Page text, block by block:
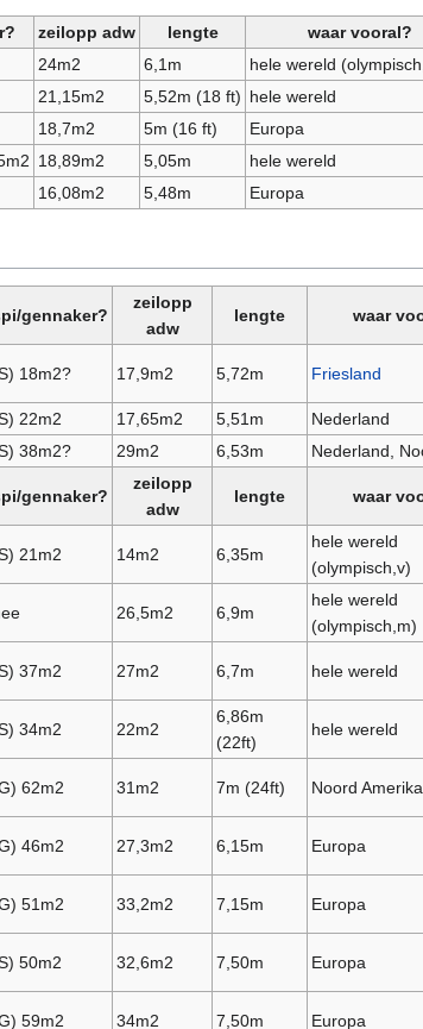
zeilopp adw lengte waar vooral?
24m2 6,1m hele wereld
21,15m2 5,52m (18 ft) hele wereld
18,7m2 5m (16 ft) Europa
18,89m2 5,05m hele wereld
16,08m2 5,48m Europa
gennaker?
zeilopp
adw
lengte waar
18m2? 17,9m2 5,72m Friesland
22m2 17,65m2 5,51m Nederland
38m2? 29m2 6,53m Nederland,
gennaker?
zeilopp
adw
lengte waar
21m2 14m2 6,35m
hele wereld
(olympisch,v)
26,5m2 6,9m
hele wereld
(olympisch,m)
37m2 27m2 6,7m hele wereld
34m2 22m2
6,86m
(22ft)
hele wereld
62m2 31m2 7m (24ft) Noord Amerika
46m2 27,3m2 6,15m Europa
51m2 33,2m2 7,15m Europa
50m2 32,6m2 7,50m Europa
59m2 34m2 7,50m Europa